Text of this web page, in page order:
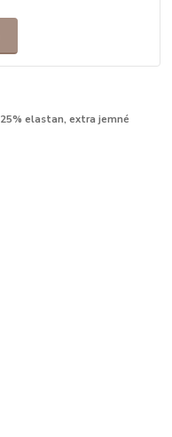
elastan, extra jemné